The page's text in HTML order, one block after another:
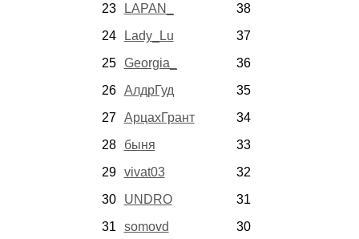
23
LAPAN_
38
24
Lady_Lu
37
25
Georgia_
36
26
АлдрГуд
35
27
АрцахГрант
34
28
быня
33
29
vivat03
32
30
UNDRO
31
31
somovd
30